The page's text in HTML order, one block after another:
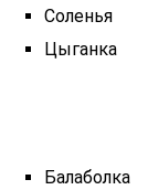
Соленья
Цыганка
Балаболка